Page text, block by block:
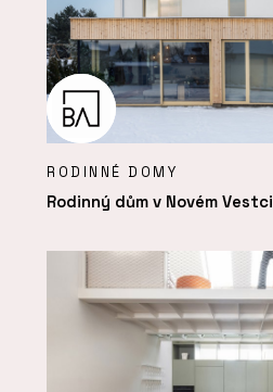
RODINNÉ DOMY
Rodinný dům v Novém Vestci